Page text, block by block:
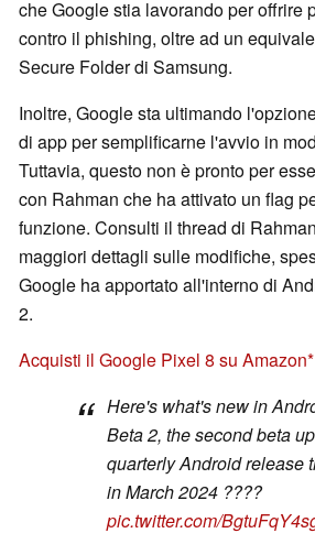
che Google stia lavorando per offrire
contro il phishing, oltre ad un
Secure Folder di Samsung.
Inoltre, Google sta ultimando
di app per semplificarne l'avvio in
Tuttavia, questo non è pronto per
con Rahman che ha attivato un flag
funzione. Consulti il thread di
maggiori dettagli sulle modifiche,
Google ha apportato all'interno di
2.
Acquisti il Google Pixel 8 su Amazon
Here's what's new in
Beta 2, the second beta
quarterly Android release
in March 2024 ????
pic.twitter.com/